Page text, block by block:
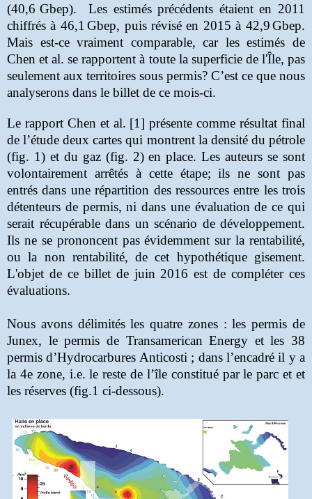
(40,6 Gbep). Les estimés précédents étaient en 2011
chiffrés à 46,1 Gbep, puis révisé en 2015 à 42,9Gbep.
Mais est-ce vraiment comparable, car les estimés de
Chen et al. se rapportent à toute la superficie de l'Île, pas
seulement aux territoires sous permis? C’est ce que nous
analyserons dans le billet de ce mois-ci.
Le rapport Chen et al. [1] présente comme résultat final
de l’étude deux cartes qui montrent la densité du pétrole
(fig. 1) et du gaz (fig. 2) en place. Les auteurs se sont
volontairement arrêtés à cette étape; ils ne sont pas
entrés dans une répartition des ressources entre les trois
détenteurs de permis, ni dans une évaluation de ce qui
serait récupérable dans un scénario de développement.
Ils ne se prononcent pas évidemment sur la rentabilité,
ou la non rentabilité, de cet hypothétique gisement.
L'objet de ce billet de juin 2016 est de compléter ces
évaluations.
Nous avons délimités les quatre zones : les permis de
Junex, le permis de Transamerican Energy et les 38
permis d’Hydrocarbures Anticosti ; dans l’encadré il y a
la 4e zone, i.e. le reste de l’île constitué par le parc et et
les réserves (fig.1 ci-dessous).